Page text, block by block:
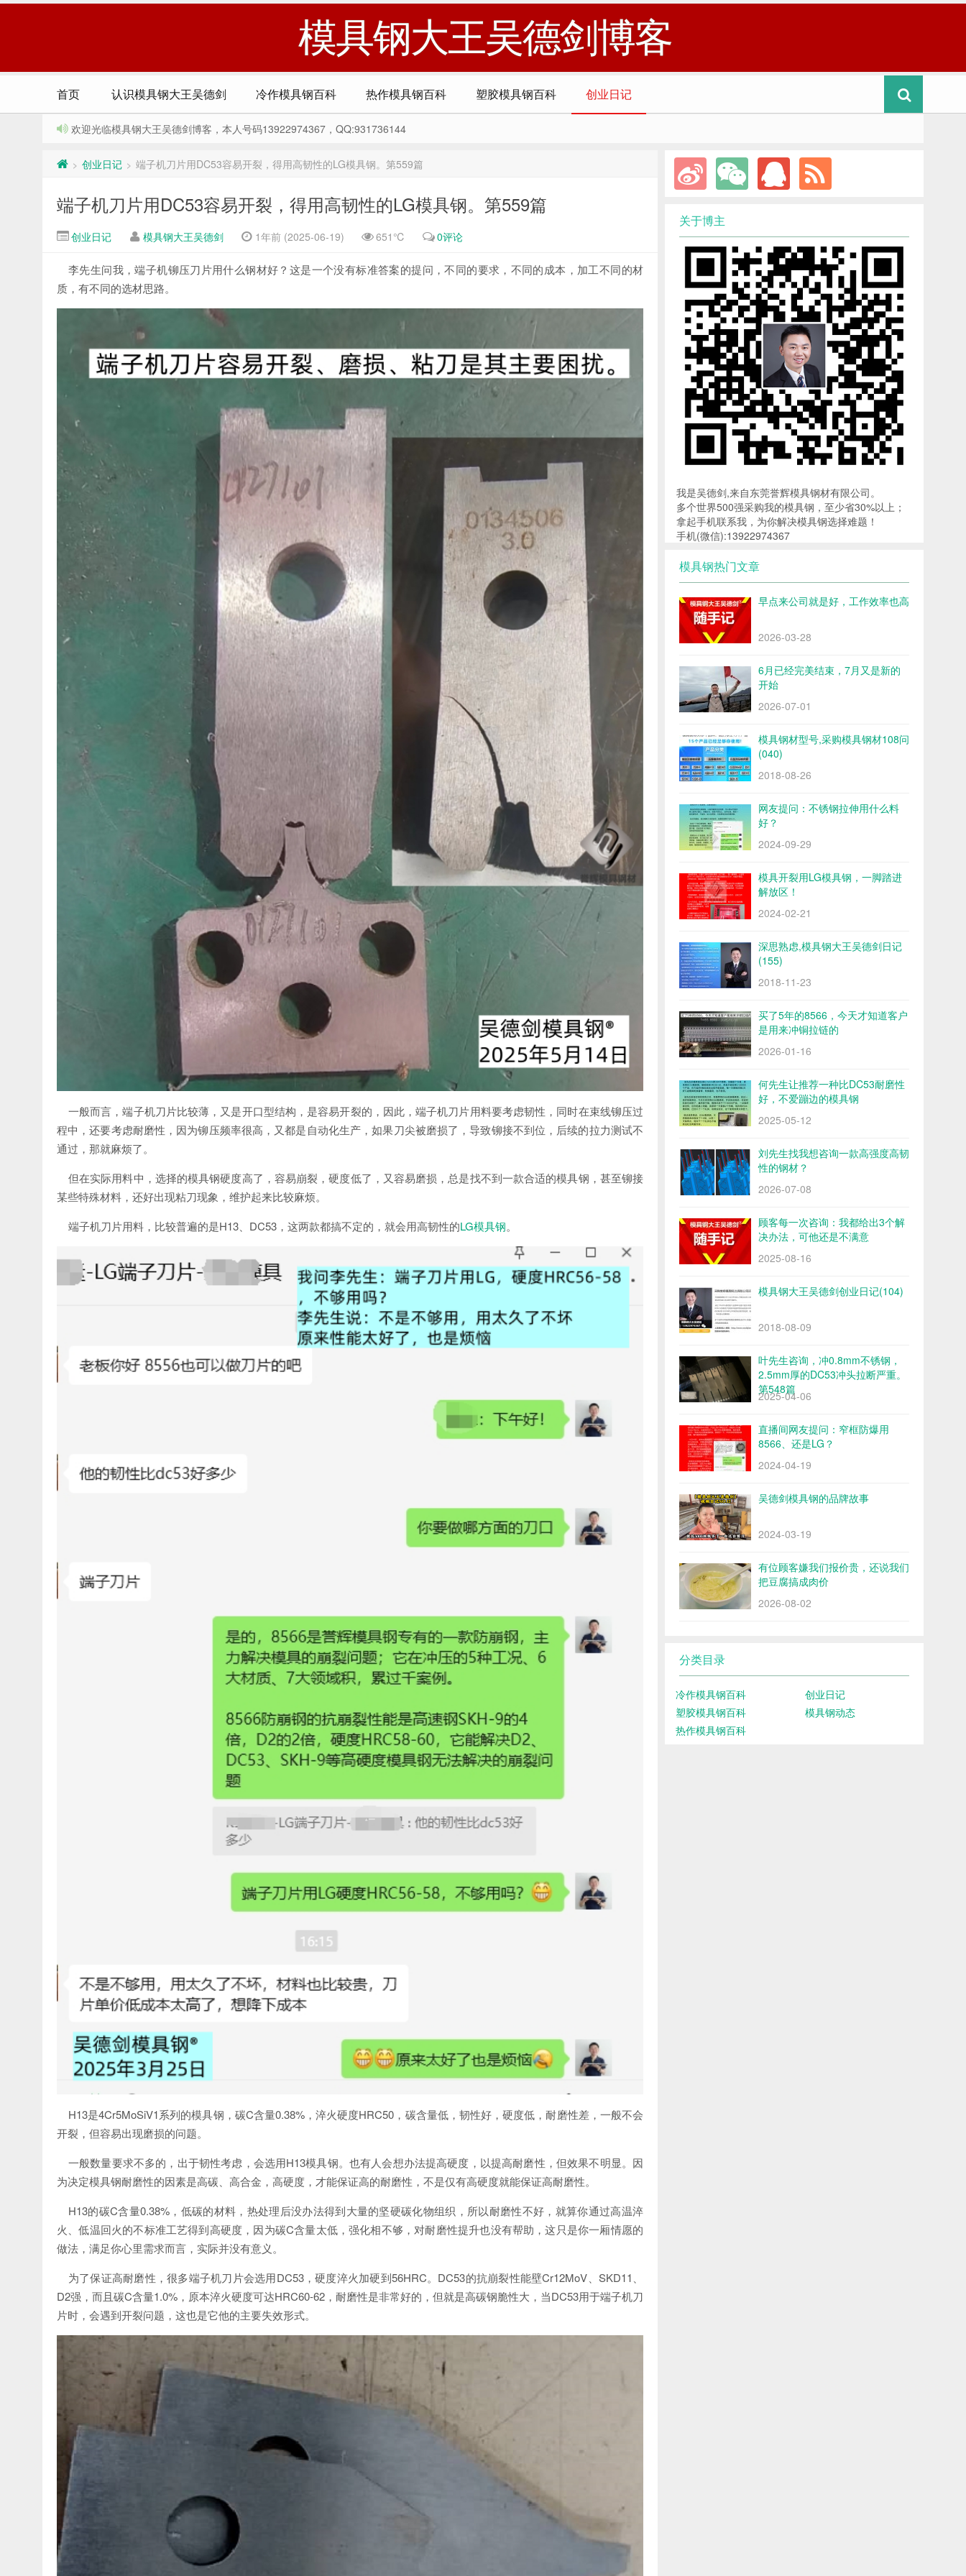
模具钢大王吴德剑博客
首页 认识模具钢大王吴德剑 冷作模具钢百科 热作模具钢百科 塑胶模具钢百科 创业日记
欢迎光临模具钢大王吴德剑博客，本人号码13922974367，QQ:931736144
> 创业日记 > 端子机刀片用DC53容易开裂，得用高韧性的LG模具钢。第559篇
端子机刀片用DC53容易开裂，得用高韧性的LG模具钢。第559篇
创业日记 模具钢大王吴德剑 1年前 (2025-06-19) 651℃ 0评论
李先生问我，端子机铆压刀片用什么钢材好？这是一个没有标准答案的提问，不同的要求，不同的成本，加工不同的材
质，有不同的选材思路。
一般而言，端子机刀片比较薄，又是开口型结构，是容易开裂的，因此，端子机刀片用料要考虑韧性，同时在束线铆压过
程中，还要考虑耐磨性，因为铆压频率很高，又都是自动化生产，如果刀尖被磨损了，导致铆接不到位，后续的拉力测试不
通过，那就麻烦了。
但在实际用料中，选择的模具钢硬度高了，容易崩裂，硬度低了，又容易磨损，总是找不到一款合适的模具钢，甚至铆接
某些特殊材料，还好出现粘刀现象，维护起来比较麻烦。
端子机刀片用料，比较普遍的是H13、DC53，这两款都搞不定的，就会用高韧性的LG模具钢。
H13是4Cr5MoSiV1系列的模具钢，碳C含量0.38%，淬火硬度HRC50，碳含量低，韧性好，硬度低，耐磨性差，一般不会
开裂，但容易出现磨损的问题。
一般数量要求不多的，出于韧性考虑，会选用H13模具钢。也有人会想办法提高硬度，以提高耐磨性，但效果不明显。因
为决定模具钢耐磨性的因素是高碳、高合金，高硬度，才能保证高的耐磨性，不是仅有高硬度就能保证高耐磨性。
H13的碳C含量0.38%，低碳的材料，热处理后没办法得到大量的坚硬碳化物组织，所以耐磨性不好，就算你通过高温淬
火、低温回火的不标准工艺得到高硬度，因为碳C含量太低，强化相不够，对耐磨性提升也没有帮助，这只是你一厢情愿的
做法，满足你心里需求而言，实际并没有意义。
为了保证高耐磨性，很多端子机刀片会选用DC53，硬度淬火加硬到56HRC。DC53的抗崩裂性能壁Cr12MoV、SKD11、
D2强，而且碳C含量1.0%，原本淬火硬度可达HRC60-62，耐磨性是非常好的，但就是高碳钢脆性大，当DC53用于端子机刀
片时，会遇到开裂问题，这也是它他的主要失效形式。
关于博主
我是吴德剑,来自东莞誉辉模具钢材有限公司。
多个世界500强采购我的模具钢，至少省30%以上；
拿起手机联系我，为你解决模具钢选择难题！
手机(微信):13922974367
模具钢热门文章
早点来公司就是好，工作效率也高
2026-03-28
6月已经完美结束，7月又是新的
开始
2026-07-01
模具钢材型号,采购模具钢材108问
(040)
2018-08-26
网友提问：不锈钢拉伸用什么料
好？
2024-09-29
模具开裂用LG模具钢，一脚踏进
解放区！
2024-02-21
深思熟虑,模具钢大王吴德剑日记
(155)
2018-11-23
买了5年的8566，今天才知道客户
是用来冲铜拉链的
2026-01-16
何先生让推荐一种比DC53耐磨性
好，不爱蹦边的模具钢
2025-05-12
刘先生找我想咨询一款高强度高韧
性的钢材？
2026-07-08
顾客每一次咨询：我都给出3个解
决办法，可他还是不满意
2025-08-16
模具钢大王吴德剑创业日记(104)
2018-08-09
叶先生咨询，冲0.8mm不锈钢，
2.5mm厚的DC53冲头拉断严重。
第548篇
2025-04-06
直播间网友提问：窄框防爆用
8566、还是LG？
2024-04-19
吴德剑模具钢的品牌故事
2024-03-19
有位顾客嫌我们报价贵，还说我们
把豆腐搞成肉价
2026-08-02
分类目录
冷作模具钢百科
创业日记
塑胶模具钢百科
模具钢动态
热作模具钢百科